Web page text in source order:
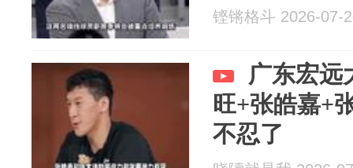
铿锵格斗 2026-07-
广东宏远
旺+张皓嘉+
不忍了